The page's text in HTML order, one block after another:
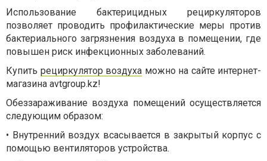
Использование бактерицидных рециркуляторов
позволяет проводить профилактические меры против
бактериального загрязнения воздуха в помещении, где
повышен риск инфекционных заболеваний.
Купить рециркулятор воздуха можно на сайте интернет-
магазина avtgroup.kz!
Обеззараживание воздуха помещений осуществляется
следующим образом:
• Внутренний воздух всасывается в закрытый корпус с
помощью вентиляторов устройства.